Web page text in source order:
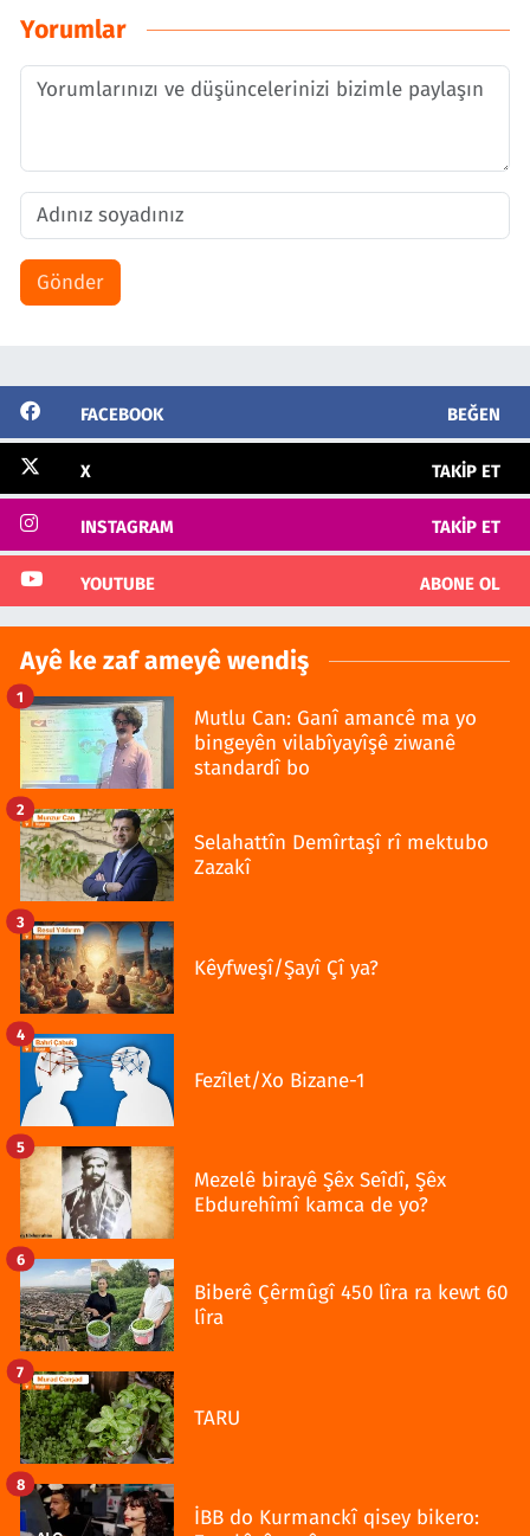
Yorumlar
Gönder
FACEBOOK BEĞEN
X TAKIP ET
INSTAGRAM TAKIP ET
YOUTUBE ABONE OL
Ayê ke zaf ameyê wendiş
Mutlu Can: Ganî amancê ma yo
bingeyên vilabîyayîşê ziwanê
standardî bo
1
Selahattîn Demîrtaşî rî mektubo
Zazakî
2
Kêyfweşî/Şayî Çî ya?
3
Fezîlet/Xo Bizane-1
4
Mezelê birayê Şêx Seîdî, Şêx
Ebdurehîmî kamca de yo?
5
Biberê Çêrmûgî 450 lîra ra kewt 60
lîra
6
TARU
7
İBB do Kurmanckî qisey bikero:
8